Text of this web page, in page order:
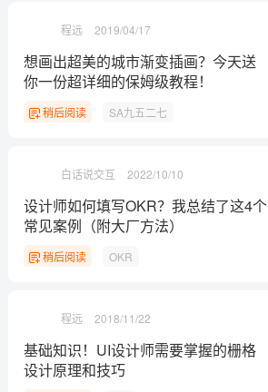
程远 2019/04/17
想画出超美的城市渐变插画？今天送
你一份超详细的保姆级教程！
稍后阅读 SA九五二七
白话说交互 2022/10/10
设计师如何填写OKR？我总结了这4个
常见案例（附大厂方法）
稍后阅读 OKR
程远 2018/11/22
基础知识！UI设计师需要掌握的栅格
设计原理和技巧